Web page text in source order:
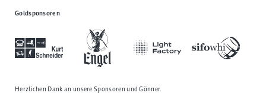
Goldsponsoren
Herzlichen Dank an unsereSponsoren und Gönner.